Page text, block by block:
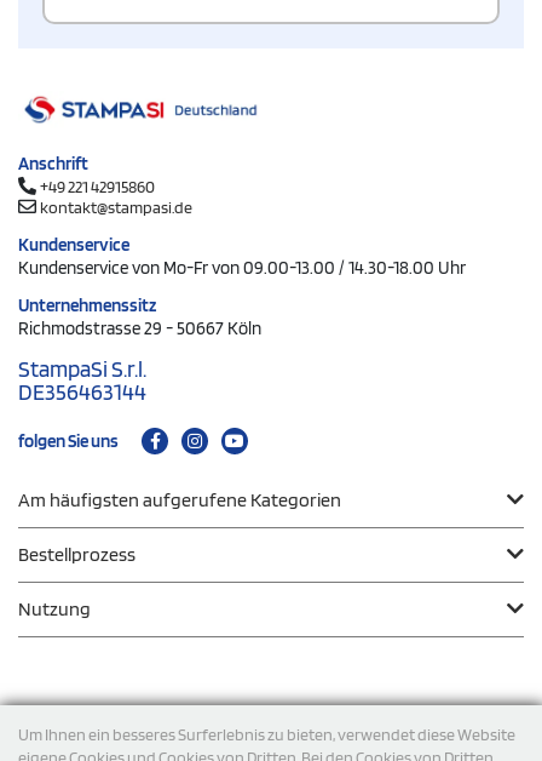
Um Ihnen ein besseres Surferlebnis zu bieten, verwendet diese Website
Anschrift
+49 221 42915860
kontakt@stampasi.de
Kundenservice
Kundenservice von Mo-Fr von 09.00-13.00 / 14.30-18.00 Uhr
Unternehmenssitz
Richmodstrasse 29 - 50667 Köln
StampaSi S.r.l.
DE356463144
folgen Sie uns
Am häufigsten aufgerufene Kategorien
Bestellprozess
Nutzung